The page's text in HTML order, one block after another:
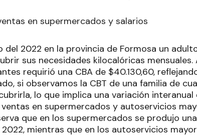
en supermercados y salarios
del 2022 en la provincia de Formosa un
sus necesidades kilocalóricas
requirió una CBA de $40.130,60,
si observamos la CBT de una familia de
lo que implica una variación interanual
en supermercados y autoservicios
que en los supermercados se produjo
mientras que en los autoservicios